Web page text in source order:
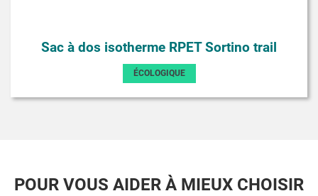
Sac à dos isotherme RPET Sortino trail
ÉCOLOGIQUE
POUR VOUS AIDER À MIEUX CHOISIR